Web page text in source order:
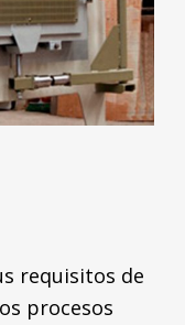
requisitos de
procesos